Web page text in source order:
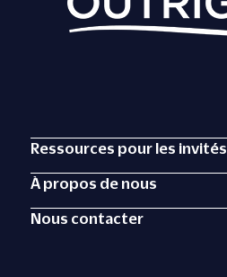
Ressources pour les invités
À propos de nous
Nous contacter